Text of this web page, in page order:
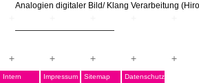
Analogien digitaler Bild/ Klang Verarbeitung
————————————
Intern Impressum Sitemap Datenschutz